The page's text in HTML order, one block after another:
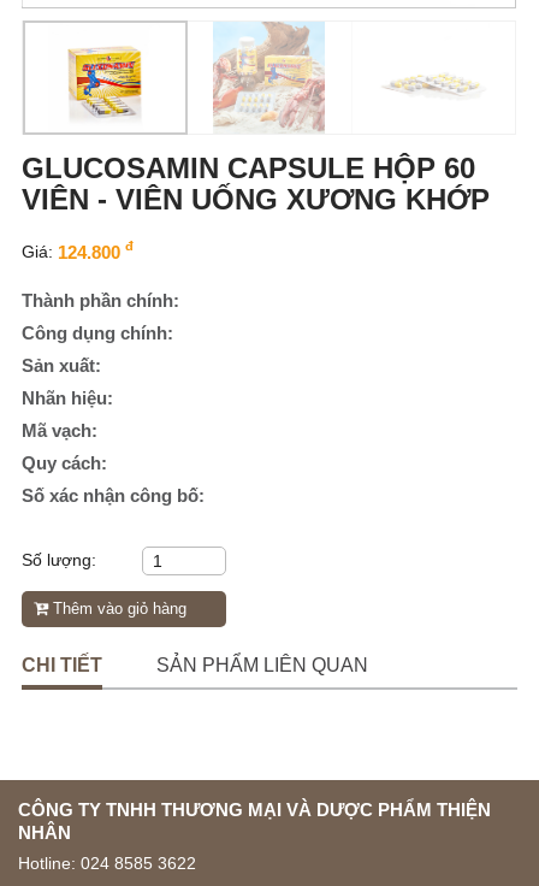
GLUCOSAMIN CAPSULE HỘP 60
VIÊN - VIÊN UỐNG XƯƠNG KHỚP
Giá: 124.800 đ
Thành phần chính:
Công dụng chính:
Sản xuất:
Nhãn hiệu:
Mã vạch:
Quy cách:
Số xác nhận công bố:
Số lượng:
Thêm vào giỏ hàng
CHI TIẾT SẢN PHẨM LIÊN QUAN
CÔNG TY TNHH THƯƠNG MẠI VÀ DƯỢC PHẨM THIỆN
NHÂN
Hotline: 024 8585 3622